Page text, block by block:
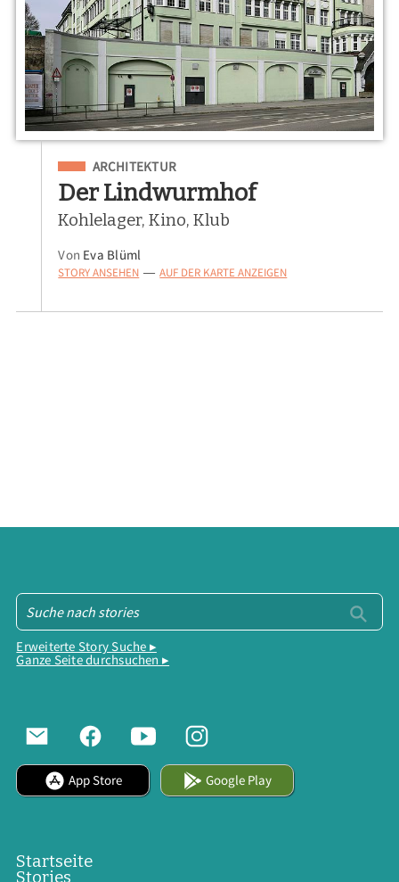
Eingeordnet unter
ARCHITEKTUR
Der Lindwurmhof
Kohlelager, Kino, Klub
Von Eva Blüml
STORY ANSEHEN — AUF DER KARTE ANZEIGEN
Erweiterte Story Suche ▸
Ganze Seite durchsuchen ▸
App Store Google Play
Startseite
Stories